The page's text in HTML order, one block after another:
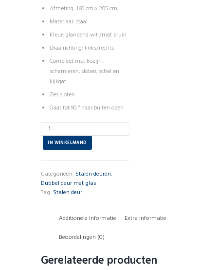
Afmeting: 160 cm x 205 cm
Materiaal: staal
Kleur: glanzend wit /mat bruin
Draairichting: links/rechts
Compleet met kozijn,
scharnieren, sloten, schel en
kijkgat
Zes sloten
Gaat tot 90 ° naar buiten open
Aantal
IN WINKELMAND
Categorieën: Stalen deuren,
Dubbel deur met glas
Tag: Stalen deur
Additionele Informatie
Extra informatie
Beoordelingen (0)
Gerelateerde producten